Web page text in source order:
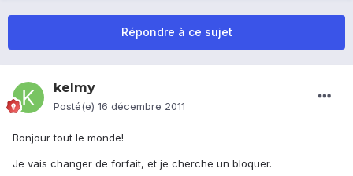
Répondre à ce sujet
kelmy
Posté(e) 16 décembre 2011
Bonjour tout le monde!
Je vais changer de forfait, et je cherche un bloquer.